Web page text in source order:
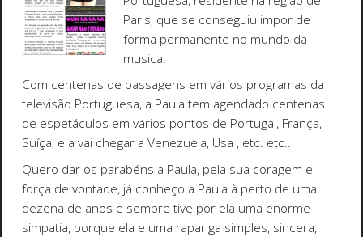
Paris, que se conseguiu impor de
forma permanente no mundo da
musica.
Com centenas de passagens em vários programas da
televisão Portuguesa, a Paula tem agendado centenas
de espetáculos em vários pontos de Portugal, França,
Suíça, e a vai chegar a Venezuela, Usa , etc. etc..
Quero dar os parabéns a Paula, pela sua coragem e
força de vontade, já conheço a Paula à perto de uma
dezena de anos e sempre tive por ela uma enorme
simpatia, porque ela e uma rapariga simples, sincera,